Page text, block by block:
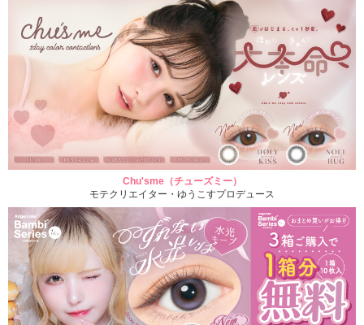
Chu'sme（チューズミー）
モテクリエイター・ゆうこすプロデュース